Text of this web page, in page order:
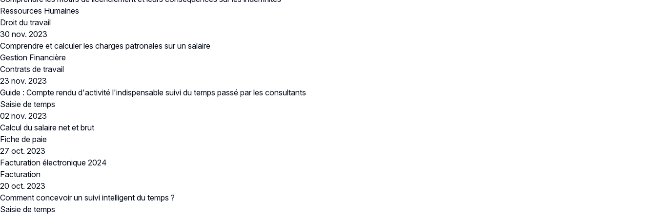
Ressources Humaines
Droit du travail
30 nov. 2023
Comprendre et calculer les charges patronales sur un salaire
Gestion Financière
Contrats de travail
23 nov. 2023
Guide : Compte rendu d'activité l'indispensable suivi du temps passé par les consultants
Saisie de temps
02 nov. 2023
Calcul du salaire net et brut
Fiche de paie
27 oct. 2023
Facturation électronique 2024
Facturation
20 oct. 2023
Comment concevoir un suivi intelligent du temps ?
Saisie de temps